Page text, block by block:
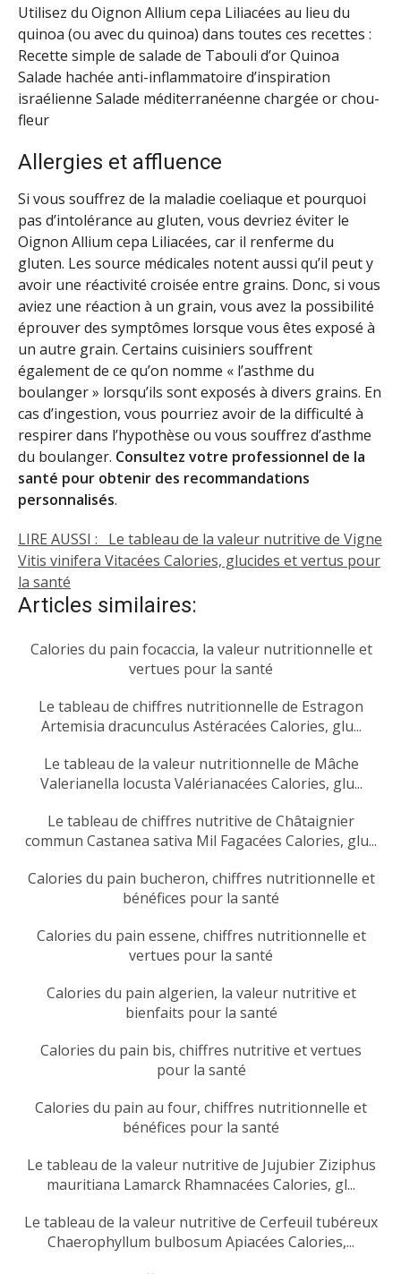
Utilisez du Oignon Allium cepa Liliacées au lieu du
quinoa (ou avec du quinoa) dans toutes ces recettes :
Recette simple de salade de Tabouli d’or Quinoa
Salade hachée anti-inflammatoire d’inspiration
israélienne Salade méditerranéenne chargée or chou-
fleur
Allergies et affluence
Si vous souffrez de la maladie coeliaque et pourquoi
pas d’intolérance au gluten, vous devriez éviter le
Oignon Allium cepa Liliacées, car il renferme du
gluten. Les source médicales notent aussi qu’il peut y
avoir une réactivité croisée entre grains. Donc, si vous
aviez une réaction à un grain, vous avez la possibilité
éprouver des symptômes lorsque vous êtes exposé à
un autre grain. Certains cuisiniers souffrent
également de ce qu’on nomme « l’asthme du
boulanger » lorsqu’ils sont exposés à divers grains. En
cas d’ingestion, vous pourriez avoir de la difficulté à
respirer dans l’hypothèse ou vous souffrez d’asthme
du boulanger. Consultez votre professionnel de la
santé pour obtenir des recommandations
personnalisés.
LIRE AUSSI :
Le tableau de la valeur nutritive de Vigne
Vitis vinifera Vitacées Calories, glucides et vertus pour
la santé
Articles similaires:
Calories du pain focaccia, la valeur nutritionnelle et
vertues pour la santé
Le tableau de chiffres nutritionnelle de Estragon
Artemisia dracunculus Astéracées Calories, glu...
Le tableau de la valeur nutritionnelle de Mâche
Valerianella locusta Valérianacées Calories, glu...
Le tableau de chiffres nutritive de Châtaignier
commun Castanea sativa Mil Fagacées Calories, glu...
Calories du pain bucheron, chiffres nutritionnelle et
bénéfices pour la santé
Calories du pain essene, chiffres nutritionnelle et
vertues pour la santé
Calories du pain algerien, la valeur nutritive et
bienfaits pour la santé
Calories du pain bis, chiffres nutritive et vertues
pour la santé
Calories du pain au four, chiffres nutritionnelle et
bénéfices pour la santé
Le tableau de la valeur nutritive de Jujubier Ziziphus
mauritiana Lamarck Rhamnacées Calories, gl...
Le tableau de la valeur nutritive de Cerfeuil tubéreux
Chaerophyllum bulbosum Apiacées Calories,...